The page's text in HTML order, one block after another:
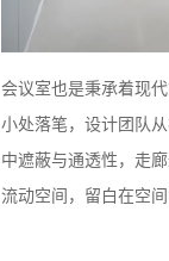
会议室也是秉承着现
小处落笔，设计团队
中遮蔽与通透性，走
流动空间，留白在空